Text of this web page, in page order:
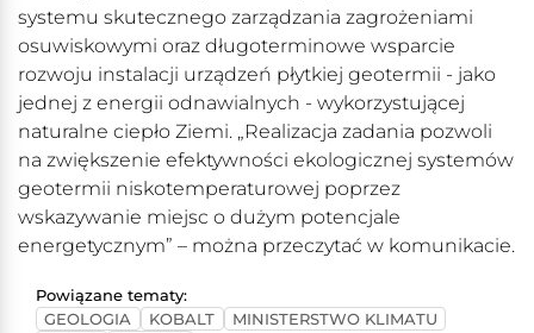
systemu skutecznego zarządzania zagrożeniami
osuwiskowymi oraz długoterminowe wsparcie
rozwoju instalacji urządzeń płytkiej geotermii - jako
jednej z energii odnawialnych - wykorzystującej
naturalne ciepło Ziemi. „Realizacja zadania pozwoli
na zwiększenie efektywności ekologicznej systemów
geotermii niskotemperaturowej poprzez
wskazywanie miejsc o dużym potencjale
energetycznym” – można przeczytać w komunikacie.
Powiązane tematy:
GEOLOGIA
KOBALT
MINISTERSTWO KLIMATU